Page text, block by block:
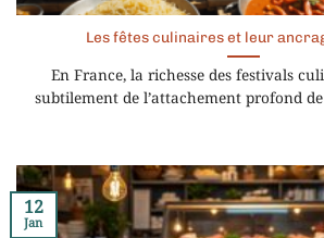
Les fêtes culinaires et leur
En France, la richesse des festivals
subtilement de l’attachement profond
12
Jan